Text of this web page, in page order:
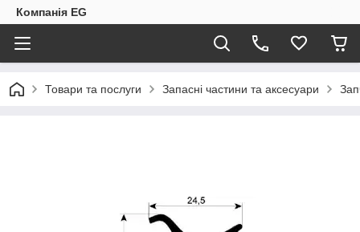
Компанія EG
Товари та послуги Запасні частини та аксесуари